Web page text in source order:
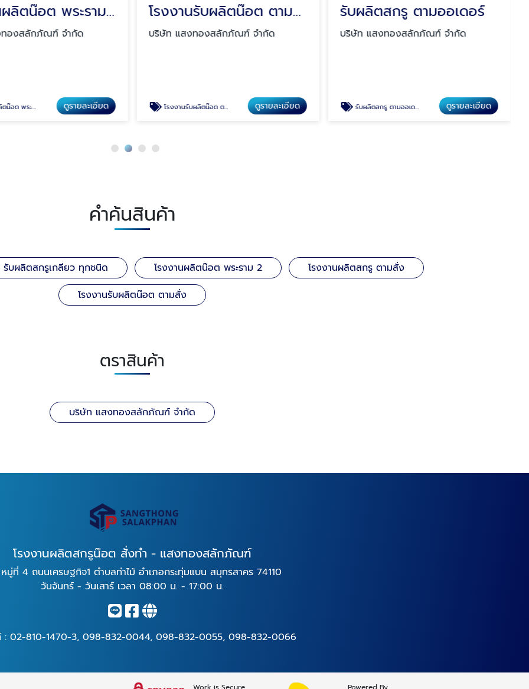
โรงงานผลิตน๊อต พระราม 2
องสลักภัณฑ์ จำกัด
ต พระราม 2 ดูรายละเอียด
โรงงานรับผลิตน๊อต ตามสั่ง
บริษัท แสงทองสลักภัณฑ์ จำกัด
โรงงานรับผลิตน๊อต ตามสั่ง ดูรายละเอียด
รับผลิตสกรู ตามออเดอร์
บริษัท แสงทองสลักภัณฑ์ จำกัด
รับผลิตสกรู ตามออเดอร์ ดูรายละเอียด
คำค้นสินค้า
รับผลิตสกรูเกลียว ทุกชนิด โรงงานผลิตน๊อต พระราม 2
โรงงานผลิตสกรู ตามสั่ง
โรงงานรับผลิตน๊อต ตามสั่ง
ตราสินค้า
บริษัท แสงทองสลักภัณฑ์ จำกัด
โรงงานผลิตสกรูน๊อต สั่งทำ - แสงทองสลักภัณฑ์
มู่ที่ 4 ถนนเศรษฐกิจ1 ตำบลท่าไม้ อำเภอกระทุ่มแบน สมุทรสาคร 74110
วันจันทร์ - วันเสาร์ เวลา 08:00 น. - 17:00 น.
: 02-810-1470-3, 098-832-0044, 098-832-0055, 098-832-0066